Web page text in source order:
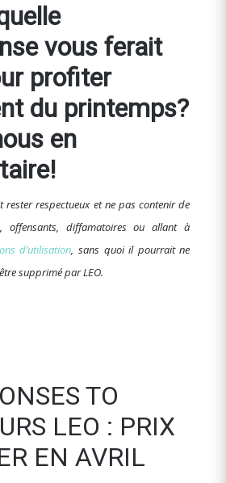
vous ferait
profiter
du printemps?
en
rester respectueux et ne pas contenir de
offensants, diffamatoires ou allant à
d’utilisation, sans quoi il pourrait ne
supprimé par LEO.
TO
LEO : PRIX
EN AVRIL